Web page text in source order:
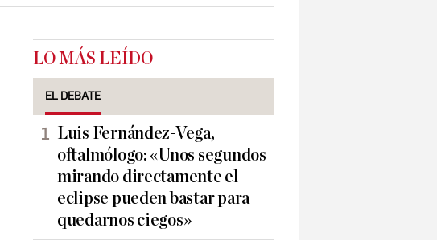
LO MÁS LEÍDO
EL DEBATE
Luis Fernández-Vega,
oftalmólogo: «Unos segundos
mirando directamente el
eclipse pueden bastar para
quedarnos ciegos»